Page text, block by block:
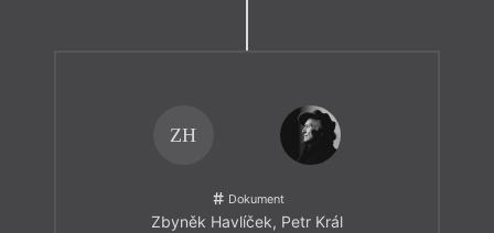
ZH
Dokument
Zbyněk Havlíček, Petr Král